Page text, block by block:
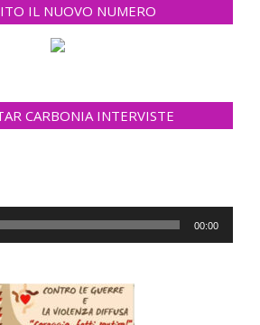
IL NUOVO NUMERO
CARBONIA INTERVISTE
00:00